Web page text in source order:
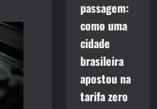
passagem:
como uma
cidade
brasileira
apostou na
tarifa zero